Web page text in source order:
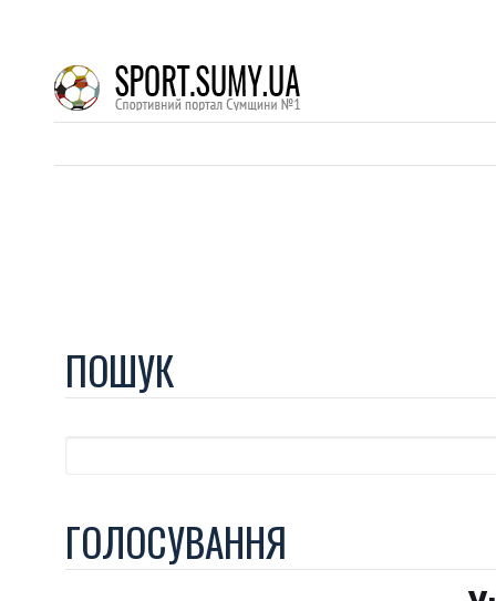
ПОШУК
ГОЛОСУВАННЯ